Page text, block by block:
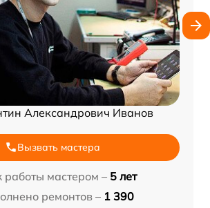
Александрович Иванов
Вызвать мастера
работы мастером – 5 лет
ремонтов – 1 390